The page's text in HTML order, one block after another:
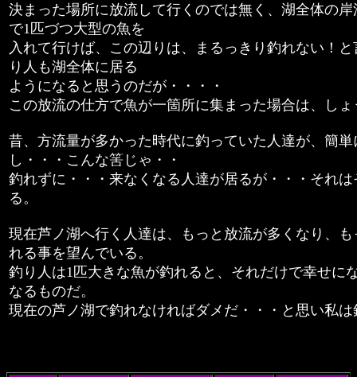
決まった場所に放流して行くのでは無く、湖全体の
で1匹づつ大型の魚を
入れて行けば、この辺りは、まるっきり釣れない！
り人も湖全体に居る
ようになると思うのだが・・・・
この放流の仕方で魚が一箇所に集まった場合は、し
昔、方流量が多かった時代に釣っていた人達が、簡
し・・・こんな筈じゃ・・
釣れずに・・・来なくなる人達が居るが・・・それ
る。
現在芦ノ湖へ行く人達は、もっと放流が多くなり、
れる事を望んでいる。
釣り人は1匹大きな魚が釣れると、それだけで幸せに
なるものだ。
現在の芦ノ湖で釣れなければダメだ・・・と思い私